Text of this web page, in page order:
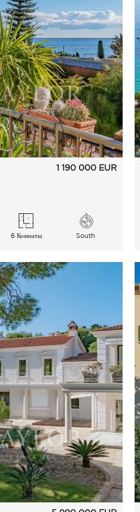
1 190 000 EUR
6 Комнаты South